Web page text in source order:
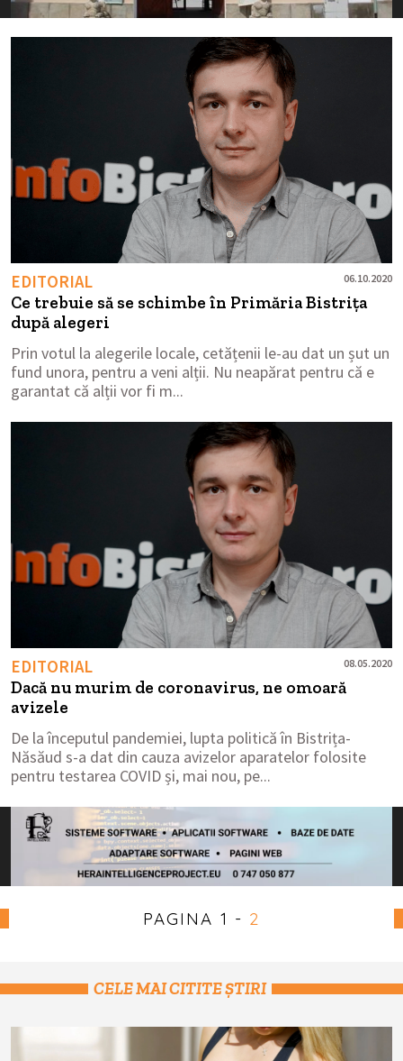
EDITORIAL 06.10.2020
Ce trebuie să se schimbe în Primăria Bistrița
după alegeri
Prin votul la alegerile locale, cetățenii le-au dat un șut un
fund unora, pentru a veni alții. Nu neapărat pentru că e
garantat că alții vor fi m...
EDITORIAL 08.05.2020
Dacă nu murim de coronavirus, ne omoară
avizele
De la începutul pandemiei, lupta politică în Bistrița-
Năsăud s-a dat din cauza avizelor aparatelor folosite
pentru testarea COVID și, mai nou, pe...
PAGINA 1 - 2
CELE MAI CITITE ȘTIRI